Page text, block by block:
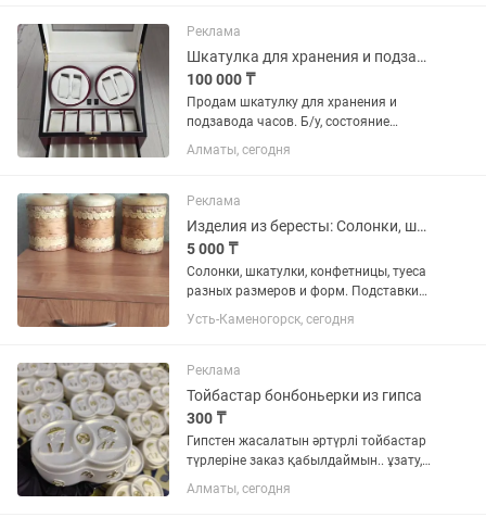
Стильный современный...
Реклама
Шкатулка для хранения и подзавода часов
100 000 ₸
Продам шкатулку для хранения и
подзавода часов. Б/у, состояние
хорошее, есть дефект с замком, но
можно сделать. Работает как от сети,
часы: 1. Franck Muller Long...
Алматы, сегодня
Реклама
Изделия из бересты: Солонки, шкатулки, конфетницы
5 000 ₸
Солонки, шкатулки, конфетницы, туеса
разных размеров и форм. Подставки
под горячее. Из натурального,
природного, экологически чистого
договорная, от 5000 тенге.
Усть-Каменогорск, сегодня
Реклама
Тойбастар бонбоньерки из гипса
300 ₸
Гипстен жасалатын әртүрлі тойбастар
түрлеріне заказ қабылдаймын.. ұзату,
үйлену тойы, қырқынан шығару, тұсау
кесу, сүндет той Жане туылған күн
Алматы, сегодня